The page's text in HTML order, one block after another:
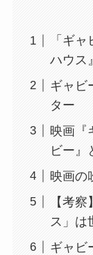
「ギ
ハウス
ギャビ
ター
映画『
ビー』
映画の
【考
ス」は
ギャビ